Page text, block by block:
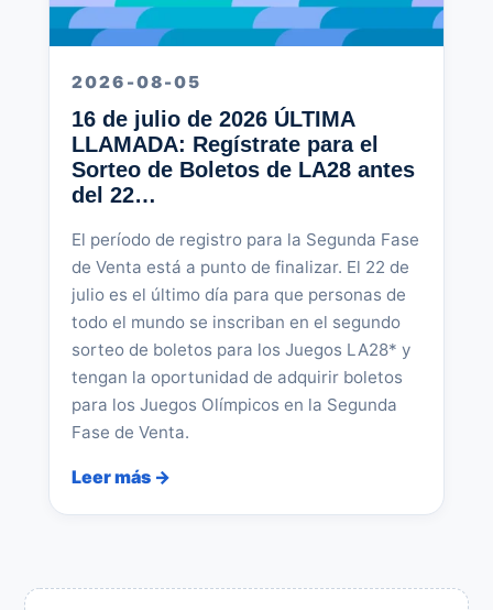
2026-08-05
16 de julio de 2026 ÚLTIMA
LLAMADA: Regístrate para el
Sorteo de Boletos de LA28 antes
del 22…
El período de registro para la Segunda Fase
de Venta está a punto de finalizar. El 22 de
julio es el último día para que personas de
todo el mundo se inscriban en el segundo
sorteo de boletos para los Juegos LA28* y
tengan la oportunidad de adquirir boletos
para los Juegos Olímpicos en la Segunda
Fase de Venta.
Leer más →